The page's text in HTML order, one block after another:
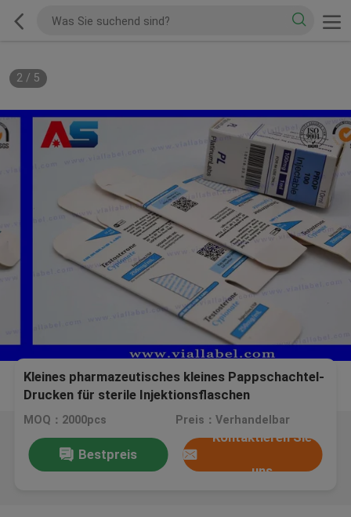
2/ 5
Kleines pharmazeutisches kleines Pappschachtel-
Drucken für sterile Injektionsflaschen
Deca/Enanthate
MOQ：2000pcs Preis：Verhandelbar
Bestpreis
Kontaktieren Sie
uns